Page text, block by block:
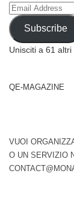
Email
Address
Subscribe
Unisciti a 61 altri
QE-MAGAZINE
VUOI
O UN SERVIZIO